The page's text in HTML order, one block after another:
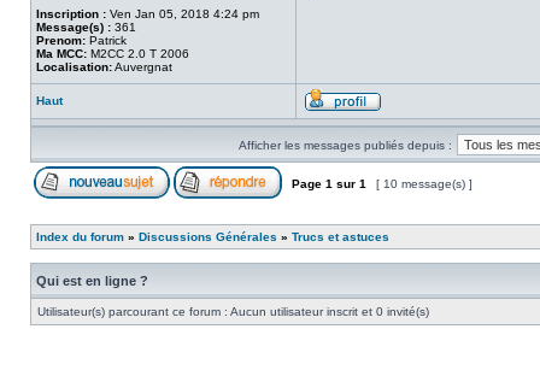
Inscription : Ven Jan 05, 2018 4:24 pm
Message(s) : 361
Prenom: Patrick
Ma MCC: M2CC 2.0 T 2006
Localisation:Auvergnat
Haut
Afficher les messages publiés depuis :
Page 1 sur 1 [ 10 message(s) ]
Index du forum » Discussions Générales » Trucs et astuces
Qui est en ligne ?
Utilisateur(s) parcourant ce forum : Aucun utilisateur inscrit et 0 invité(s)